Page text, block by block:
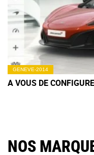
GENEVE-2014
A VOUS DE
NOS